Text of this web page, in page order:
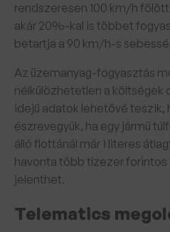
rendszeresen 100 km/h
akár 20%-kal is többet
betartja a 90 km/h-s
Az üzemanyag-fogyasztás
nélkülözhetetlen a költségek
idejű adatok lehetővé teszik,
észrevegyük, ha egy jármű
álló flottánál már 1 literes
havonta több tízezer
jelenthet.
Telematics